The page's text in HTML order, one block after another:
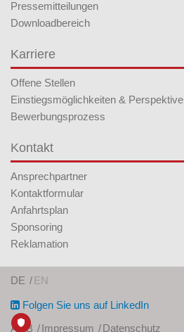
Pressemitteilungen
Downloadbereich
Karriere
Offene Stellen
Einstiegsmöglichkeiten & Perspektive
Bewerbungsprozess
Kontakt
Ansprechpartner
Kontaktformular
Anfahrtsplan
Sponsoring
Reklamation
DE EN
Folgen Sie uns auf LinkedIn
AGB
Impressum Datenschutz